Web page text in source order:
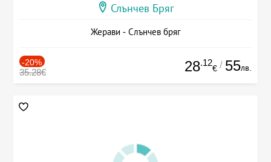
Слънчев Бряг
Жерави - Слънчев бряг
-20%
35.28€ 28.12
€ / 55лв.